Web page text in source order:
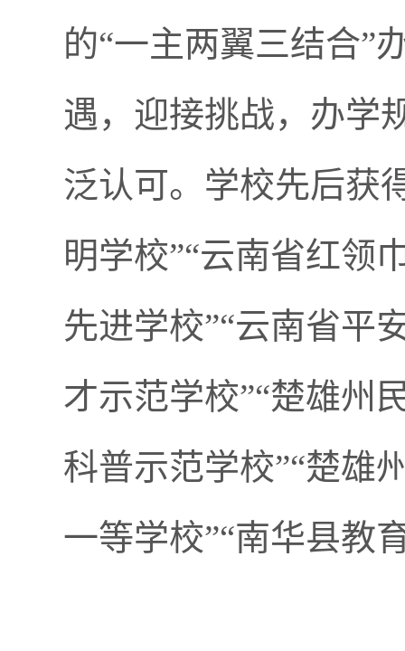
的“一主两翼三结合”
遇，迎接挑战，办学
泛认可。学校先后获
明学校”“云南省红领
先进学校”“云南省平
才示范学校”“楚雄州
科普示范学校”“楚雄
一等学校”“南华县教